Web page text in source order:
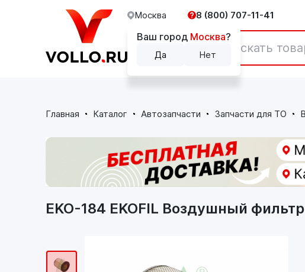
Москва
Ваш город Москва?
Да Нет
8 (800) 707-11-41
Каталог
Главная Каталог Автозапчасти Запчасти для ТО
EKO-184 EKOFIL Воздушный